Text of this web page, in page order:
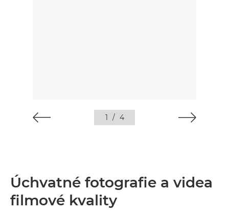
1 / 4
Úchvatné fotografie a videa
filmové kvality